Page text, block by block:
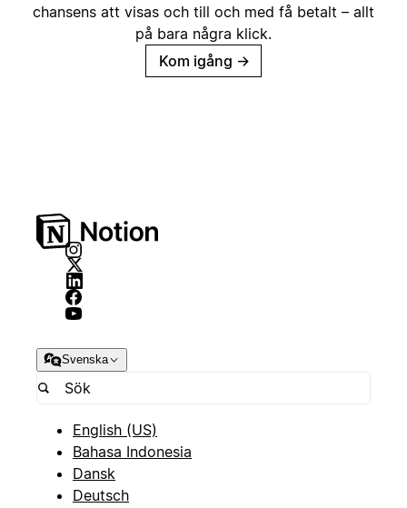
chansens att visas och till och med få betalt – allt
på bara några klick.
Kom igång →
Svenska
English (US)
Bahasa Indonesia
Dansk
Deutsch